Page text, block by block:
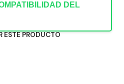
DEL
ESTE PRODUCTO